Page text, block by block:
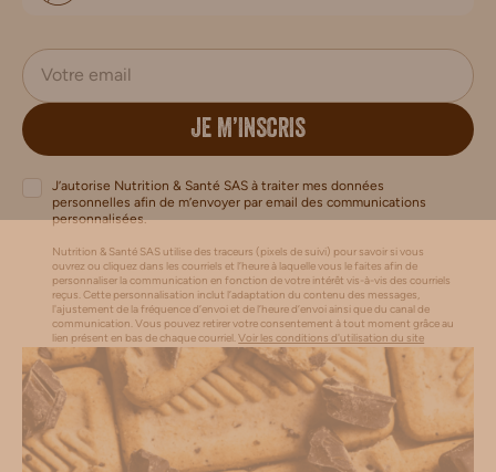
JE M’INSCRIS
J’autorise Nutrition & Santé SAS à traiter mes données
personnelles afin de m’envoyer par email des communications
personnalisées.
Nutrition & Santé SAS utilise des traceurs (pixels de suivi) pour savoir si vous
ouvrez ou cliquez dans les courriels et l’heure à laquelle vous le faites afin de
personnaliser la communication en fonction de votre intérêt vis-à-vis des courriels
reçus. Cette personnalisation inclut l’adaptation du contenu des messages,
l'ajustement de la fréquence d’envoi et de l’heure d’envoi ainsi que du canal de
communication. Vous pouvez retirer votre consentement à tout moment grâce au
lien présent en bas de chaque courriel.Voir les conditions d'utilisation du site